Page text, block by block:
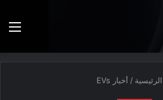
الرئيسية / أخبار EVs